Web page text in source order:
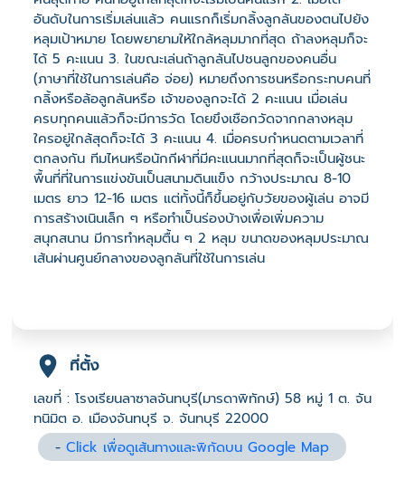
อันดับในการเริ่มเล่นแล้ว คนแรกก็เริ่มกลิ้งลูกลันของตนไปยัง
หลุมเป้าหมาย โดยพยายามให้ใกล้หลุมมากที่สุด ถ้าลงหลุมก็จะ
ได้ 5 คะแนน 3. ในขณะเล่นถ้าลูกลันไปชนลูกของคนอื่น
(ภาษาที่ใช้ในการเล่นคือ จ่อย) หมายถึงการชนหรือกระทบคนที่
กลิ้งหรือล้อลูกลันหรือ เจ้าของลูกจะได้ 2 คะแนน เมื่อเล่น
ครบทุกคนแล้วก็จะมีการวัด โดยขึงเชือกวัดจากกลางหลุม
ใครอยู่ใกล้สุดก็จะได้ 3 คะแนน 4. เมื่อครบกำหนดตามเวลาที่
ตกลงกัน ทีมไหนหรือนักกีฬาที่มีคะแนนมากที่สุดก็จะเป็นผู้ชนะ
พื้นที่ที่ในการแข่งขันเป็นสนามดินแข็ง กว้างประมาณ 8-10
เมตร ยาว 12-16 เมตร แต่ทั้งนี้ก็ขึ้นอยู่กับวัยของผู้เล่น อาจมี
การสร้างเนินเล็ก ๆ หรือทำเป็นร่องบ้างเพื่อเพิ่มความ
สนุกสนาน มีการทำหลุมตื้น ๆ 2 หลุม ขนาดของหลุมประมาณ
เส้นผ่านศูนย์กลางของลูกลันที่ใช้ในการเล่น
ที่ตั้ง
เลขที่ : โรงเรียนลาซาลจันทบุรี(มารดาพิทักษ์) 58 หมู่ 1 ต. จัน
ทนิมิต อ. เมืองจันทบุรี จ. จันทบุรี 22000
-Click เพื่อดูเส้นทางและพิกัดบน Google Map